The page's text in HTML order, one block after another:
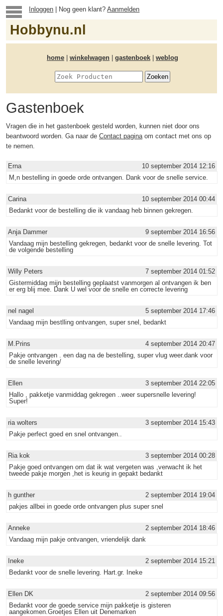
Inloggen | Nog geen klant?Aanmelden
Hobbynu.nl
home winkelwagen gastenboek weblog
Gastenboek
Vragen die in het gastenboek gesteld worden, kunnen niet door ons
beantwoord worden. Ga naar de Contact paginaom contact met ons op
te nemen.
Erna
10 september 2014 12:16
M,n bestelling in goede orde ontvangen. Dank voor de snelle service.
Carina
10 september 2014 00:44
Bedankt voor de bestelling die ik vandaag heb binnen gekregen.
Anja Dammer
9 september 2014 16:56
Vandaag mijn bestelling gekregen, bedankt voor de snelle levering. Tot
de volgende bestelling
Willy Peters
7 september 2014 01:52
Gistermiddag mijn bestelling geplaatst vanmorgen al ontvangen ik ben
er erg blij mee. Dank U wel voor de snelle en correcte levering
nel nagel
5 september 2014 17:46
Vandaag mijn bestlling ontvangen, super snel, bedankt
M.Prins
4 september 2014 20:47
Pakje ontvangen . een dag na de bestelling, super vlug weer.dank voor
de snelle levering/
Ellen
3 september 2014 22:05
Hallo , pakketje vanmiddag gekregen ..weer supersnelle levering!
Super!
ria wolters
3 september 2014 15:43
Pakje perfect goed en snel ontvangen..
Ria kok
3 september 2014 00:28
Pakje goed ontvangen om dat ik wat vergeten was ,verwacht ik het
tweede pakje morgen ,het is keurig in gepakt bedankt
h gunther
2 september 2014 19:04
pakjes allbei in goede orde ontvangen plus super snel
Anneke
2 september 2014 18:46
Vandaag mijn pakje ontvangen, vriendelijk dank
Ineke
2 september 2014 15:21
Bedankt voor de snelle levering. Hart.gr. Ineke
Ellen DK
2 september 2014 09:56
Bedankt voor de goede service mijn pakketje is gisteren
aangekomen.Groetjes Ellen uit Denemarken